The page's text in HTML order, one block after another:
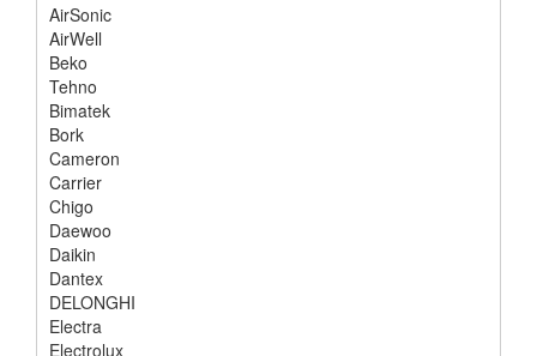
AirSonic
AirWell
Beko
Tehno
Bimatek
Bork
Cameron
Carrier
Chigo
Daewoo
Daikin
Dantex
DELONGHI
Electra
Electrolux